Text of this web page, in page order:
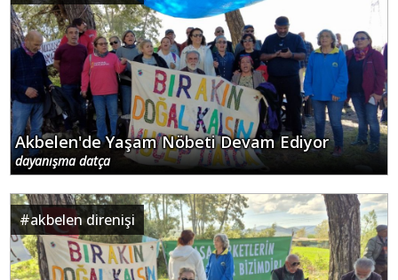
Akbelen'de Yaşam Nöbeti Devam Ediyor
dayanışma datça
#akbelen direnişi